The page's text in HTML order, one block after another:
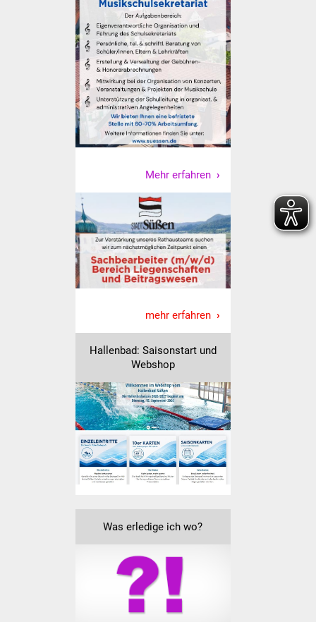
Stadtseniorenrat
Sommerwochen für
Ältere
Seniorenwohn- und
Pflegeheim
Familientreff
Kinder und Jugendliche
Schülerferienprogramm
Migration und Integration
Ukraine-Hilfe
Wohnen
Bauen in Süßen
Wohnimmobilien +
Baugrundstücke
Wirtschaftsförderung
Mehr erfahren
mehr erfahren
Hallenbad: Saisonstart und
Webshop
Was erledige ich wo?